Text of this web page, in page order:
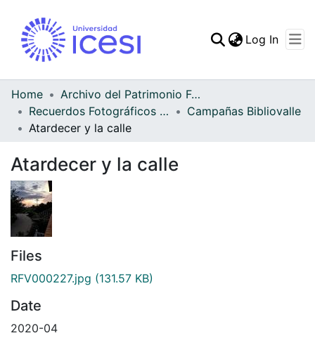
Statistics
Log In
Home
Archivo del Patrimonio Fotográfico y Fílmico del Valle del Cauca
Recuerdos Fotográficos Vallecaucanos
Campañas Bibliovalle
Atardecer y la calle
Atardecer y la calle
Files
RFV000227.jpg (131.57 KB)
Date
2020-04